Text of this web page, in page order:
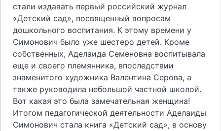
стали издавать первый российский журнал
«Детский сад», посвященный вопросам
дошкольного воспитания. К этому времени у
Симонович было уже шестеро детей. Кроме
собственных, Аделаида Семеновна воспитывала
еще и своего племянника, впоследствии
знаменитого художника Валентина Серова, а
также руководила небольшой частной школой.
Вот какая это была замечательная женщина!
Итогом педагогической деятельности Аделаиды
Симонович стала книга «Детский сад», в основу